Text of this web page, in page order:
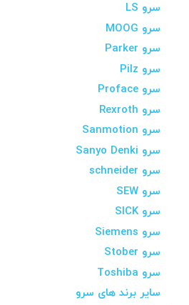
سرو LS
سرو MOOG
سرو Parker
سرو Pilz
سرو Proface
سرو Rexroth
سرو Sanmotion
سرو Sanyo Denki
سرو schneider
سرو SEW
سرو SICK
سرو Siemens
سرو Stober
سرو Toshiba
سایر برند های سرو